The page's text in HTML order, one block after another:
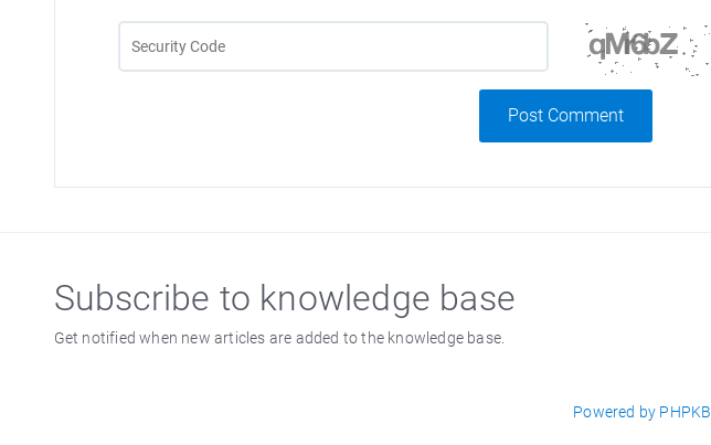
Post Comment
Subscribe to knowledge base
Get notified when new articles are added to the knowledge base.
Powered by PHPKB